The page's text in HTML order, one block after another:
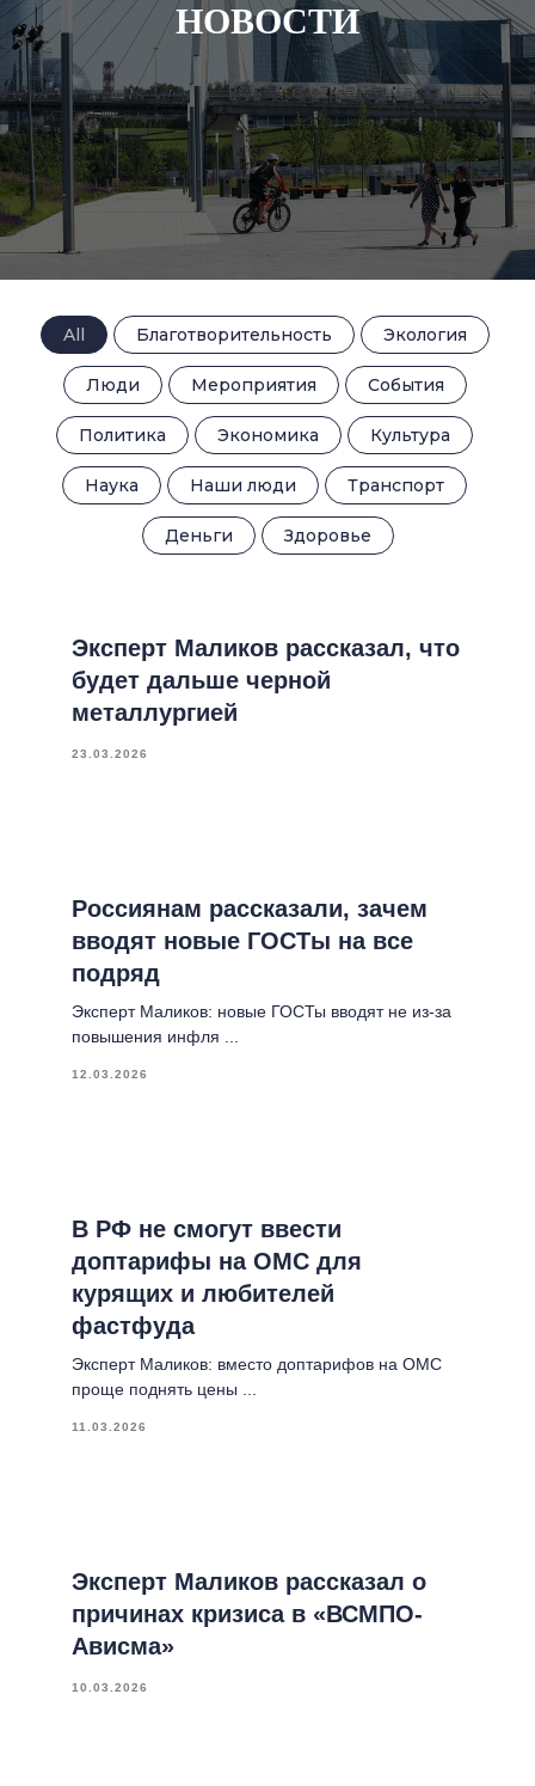
НОВОСТИ
All Благотворительность Экология
Люди Мероприятия События
Политика Экономика Культура
Наука Наши люди Транспорт
Деньги Здоровье
Эксперт Маликов рассказал, что
будет дальше черной
металлургией
23.03.2026
Россиянам рассказали, зачем
вводят новые ГОСТы на все
подряд
Эксперт Маликов: новые ГОСТы вводят не из-за
повышения инфля ...
12.03.2026
В РФ не смогут ввести
доптарифы на ОМС для
курящих и любителей
фастфуда
Эксперт Маликов: вместо доптарифов на ОМС
проще поднять цены ...
11.03.2026
Эксперт Маликов рассказал о
причинах кризиса в «ВСМПО-
Ависма»
10.03.2026